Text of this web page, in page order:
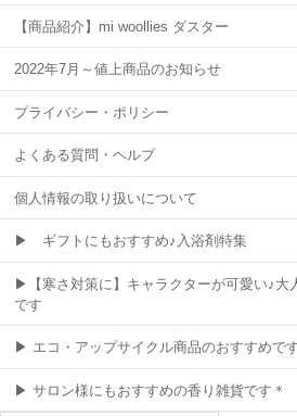
【商品紹介】mi woollies ダスター
2022年7月～値上商品のお知らせ
プライバシー・ポリシー
よくある質問・ヘルプ
個人情報の取り扱いについて
▶ ギフトにもおすすめ♪入浴剤特集
▶【寒さ対策に】キャラクターが可愛い♪大
です
▶ エコ・アップサイクル商品のおすすめで
▶ サロン様にもおすすめの香り雑貨です＊